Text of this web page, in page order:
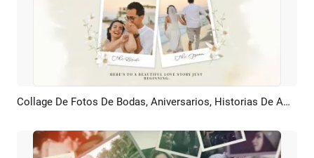
Previsualizar Crear IA Collage De Fotos De Bodas, Aniversarios, Historias De Amor, Recuerdos De Viajes Y Presentación De Diapositivas